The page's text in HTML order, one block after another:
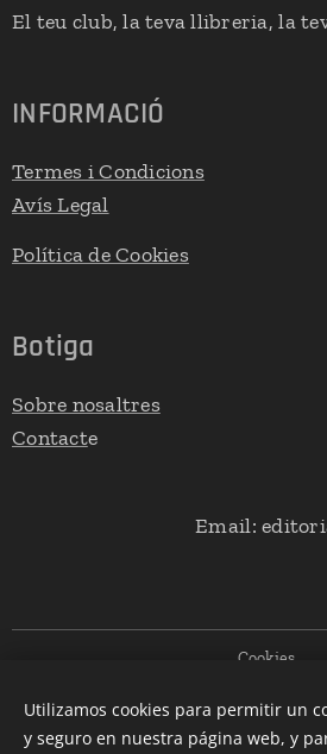
El teu club, la teva llibreria, la
INFORMACIÓ
Termes i Condicions
Avís Legal
Política de Cookies
Botiga
Sobre nosaltres
Contacte
Email:
Cookies
Llengües
Español
Utilizamos cookies para permitir un
y seguro en nuestra página web, y